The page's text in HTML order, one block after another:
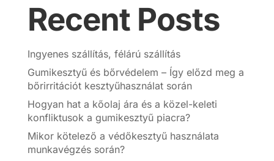
Recent Posts
Ingyenes szállítás, félárú szállítás
Gumikesztyű és bőrvédelem – Így előzd meg a
bőrirritációt kesztyűhasználat során
Hogyan hat a kőolaj ára és a közel-keleti
konfliktusok a gumikesztyű piacra?
Mikor kötelező a védőkesztyű használata
munkavégzés során?